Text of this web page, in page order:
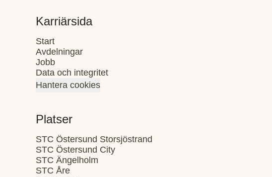
Karriärsida
Start
Avdelningar
Jobb
Data och integritet
Hantera cookies
Platser
STC Östersund Storsjöstrand
STC Östersund City
STC Ängelholm
STC Åre